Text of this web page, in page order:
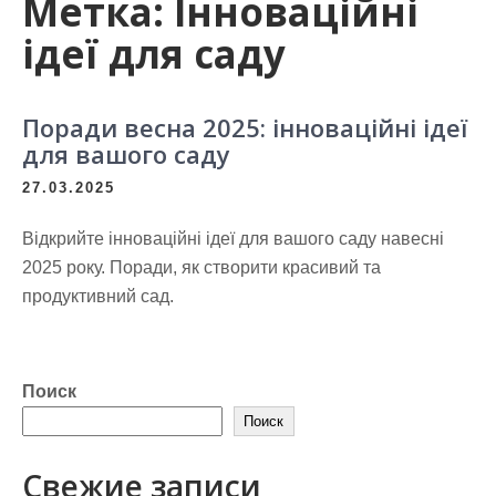
Метка: Інноваційні
ідеї для саду
Поради весна 2025: інноваційні ідеї
для вашого саду
27.03.2025
Відкрийте інноваційні ідеї для вашого саду навесні
2025 року. Поради, як створити красивий та
продуктивний сад.
Поиск
Поиск
Свежие записи